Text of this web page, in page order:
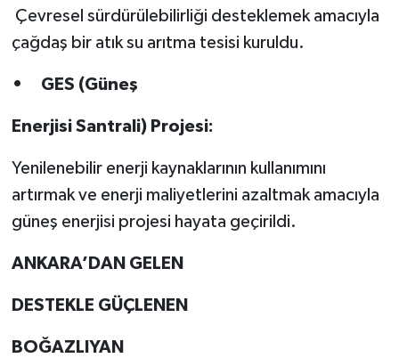
Çevresel sürdürülebilirliği desteklemek amacıyla
çağdaş bir atık su arıtma tesisi kuruldu.
• GES (Güneş
Enerjisi Santrali) Projesi:
Yenilenebilir enerji kaynaklarının kullanımını
artırmak ve enerji maliyetlerini azaltmak amacıyla
güneş enerjisi projesi hayata geçirildi.
ANKARA’DAN GELEN
DESTEKLE GÜÇLENEN
BOĞAZLIYAN